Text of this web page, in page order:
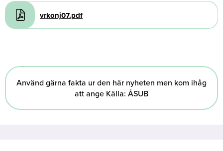
Document
vrkonj07.pdf
Använd gärna fakta ur den här nyheten men kom ihåg
att ange Källa: ÅSUB